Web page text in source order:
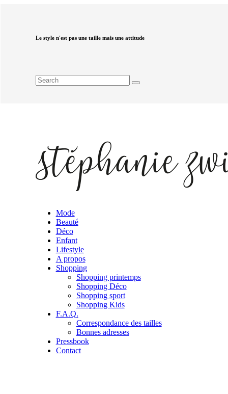
Le style n'est pas une taille mais une attitude
Mode
Beauté
Déco
Enfant
Lifestyle
A propos
Shopping
Shopping printemps
Shopping Déco
Shopping sport
Shopping Kids
F.A.Q.
Correspondance des tailles
Bonnes adresses
Pressbook
Contact